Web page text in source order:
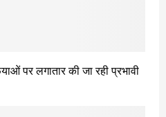
पर लगातार की जा रही प्रभावी